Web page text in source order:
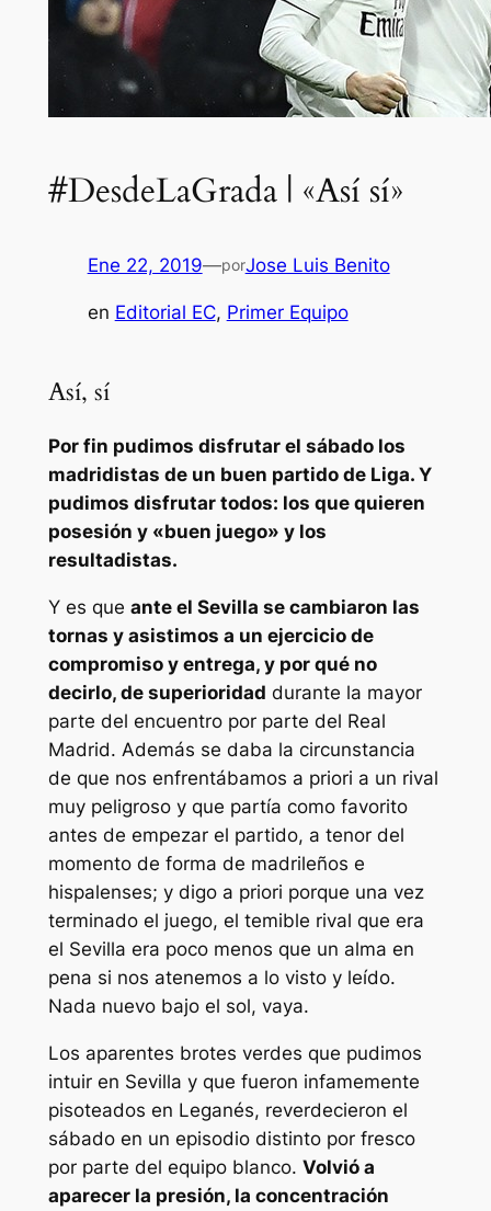
#DesdeLaGrada | «Así sí»
Ene 22, 2019—porJose Luis Benito
en Editorial EC, Primer Equipo
Así, sí
Por fin pudimos disfrutar el sábado los
madridistas de un buen partido de Liga. Y
pudimos disfrutar todos: los que quieren
posesión y «buen juego» y los
resultadistas.
Y es que ante el Sevilla se cambiaron las
tornas y asistimos a un ejercicio de
compromiso y entrega, y por qué no
decirlo, de superioridad durante la mayor
parte del encuentro por parte del Real
Madrid. Además se daba la circunstancia
de que nos enfrentábamos a priori a un rival
muy peligroso y que partía como favorito
antes de empezar el partido, a tenor del
momento de forma de madrileños e
hispalenses; y digo a priori porque una vez
terminado el juego, el temible rival que era
el Sevilla era poco menos que un alma en
pena si nos atenemos a lo visto y leído.
Nada nuevo bajo el sol, vaya.
Los aparentes brotes verdes que pudimos
intuir en Sevilla y que fueron infamemente
pisoteados en Leganés, reverdecieron el
sábado en un episodio distinto por fresco
por parte del equipo blanco. Volvió a
aparecer la presión, la concentración